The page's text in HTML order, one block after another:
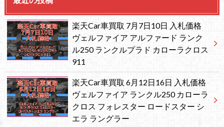
楽天Car車買取 7月7日10日 入札価格
ヴェルファイア アルファード ランク
ル250 ランクルプラド カローラクロス
911
楽天Car車買取 6月12日16日 入札価格
ヴェルファイア ランクル250 カローラ
クロス フォレスター ロードスター シ
エラ ラングラー